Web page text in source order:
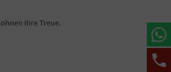
Ihre Treue.